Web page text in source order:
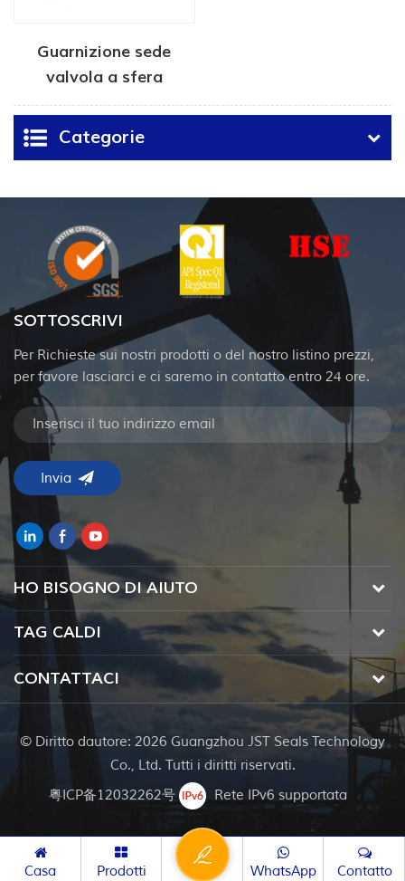
Guarnizione sede
valvola a sfera
bidirezionale ad alta
pressione
Categorie
SOTTOSCRIVI
Per Richieste sui nostri prodotti o del nostro listino prezzi,
per favore lasciarci e ci saremo in contatto entro 24 ore.
HO BISOGNO DI AIUTO
TAG CALDI
CONTATTACI
© Diritto dautore: 2026 Guangzhou JST Seals Technology
Co., Ltd. Tutti i diritti riservati.
粤ICP备12032262号
Rete IPv6 supportata
Casa Prodotti WhatsApp Contatto